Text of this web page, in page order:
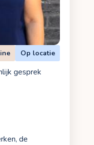
Op locatie
gesprek
de